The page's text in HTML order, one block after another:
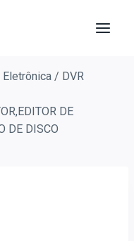
Eletrônica / DVR
DE
DE DISCO